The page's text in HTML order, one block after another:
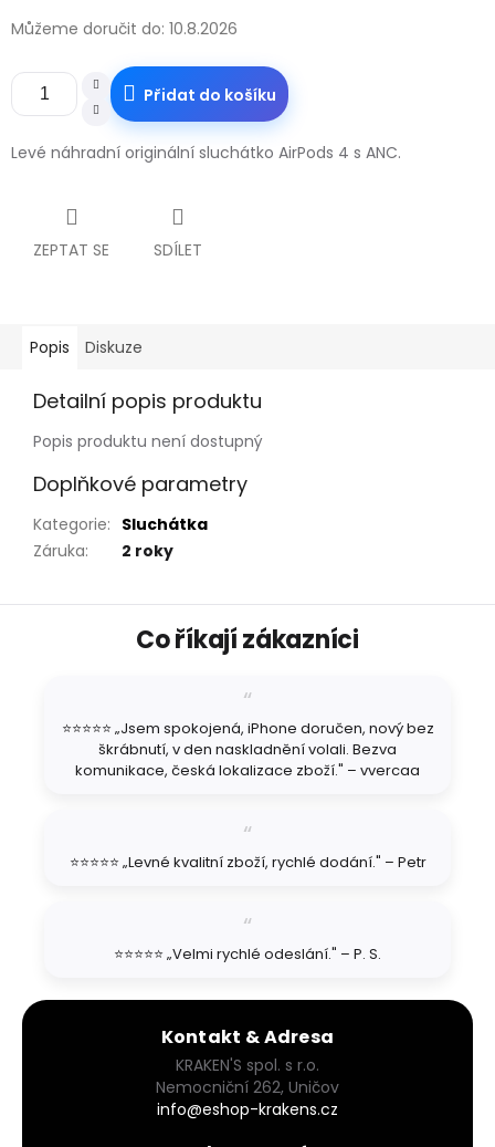
Můžeme doručit do: 10.8.2026
Přidat do košíku
Levé náhradní originální sluchátko AirPods 4 s ANC.
ZEPTAT SE SDÍLET
Popis Diskuze
Detailní popis produktu
Popis produktu není dostupný
Doplňkové parametry
Kategorie: Sluchátka
Záruka: 2 roky
Co říkají zákazníci
⭐⭐⭐⭐⭐ „Jsem spokojená, iPhone doručen, nový bez
škrábnutí, v den naskladnění volali. Bezva
komunikace, česká lokalizace zboží." – vvercaa
⭐⭐⭐⭐⭐ „Levné kvalitní zboží, rychlé dodání." – Petr
⭐⭐⭐⭐⭐ „Velmi rychlé odeslání." – P. S.
Kontakt & Adresa
KRAKEN'S spol. s r.o.
Nemocniční 262, Uničov
info@eshop-krakens.cz